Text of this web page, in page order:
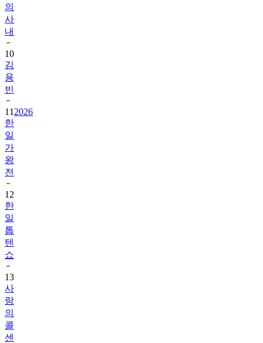
의
사
내
10
김
용
빈
11 2026
한
일
가
왕
전
12
한
일
톱
텐
쇼
13
사
랑
의
콜
센